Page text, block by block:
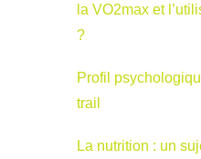
la VO2max et
?
Profil
trail
La nutrition : un